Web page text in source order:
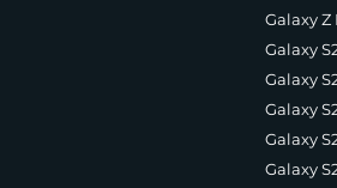
Galaxy Z
Galaxy
Galaxy
Galaxy
Galaxy
Galaxy